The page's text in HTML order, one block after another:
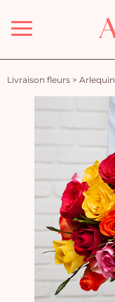
Menu
Livraison fleurs > Arlequin